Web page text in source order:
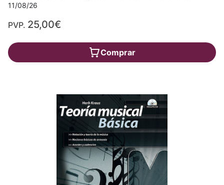
11/08/26
PVP. 25,00€
Comprar